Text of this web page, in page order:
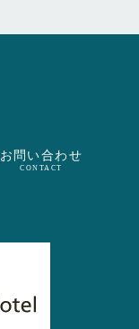
お問い合わせ
CONTACT